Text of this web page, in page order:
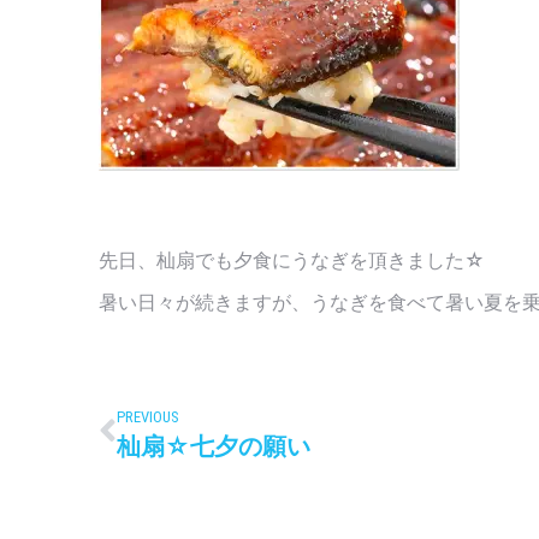
先日、杣扇でも夕食にうなぎを頂きました☆
暑い日々が続きますが、うなぎを食べて暑い夏を
PREVIOUS
杣扇☆七夕の願い